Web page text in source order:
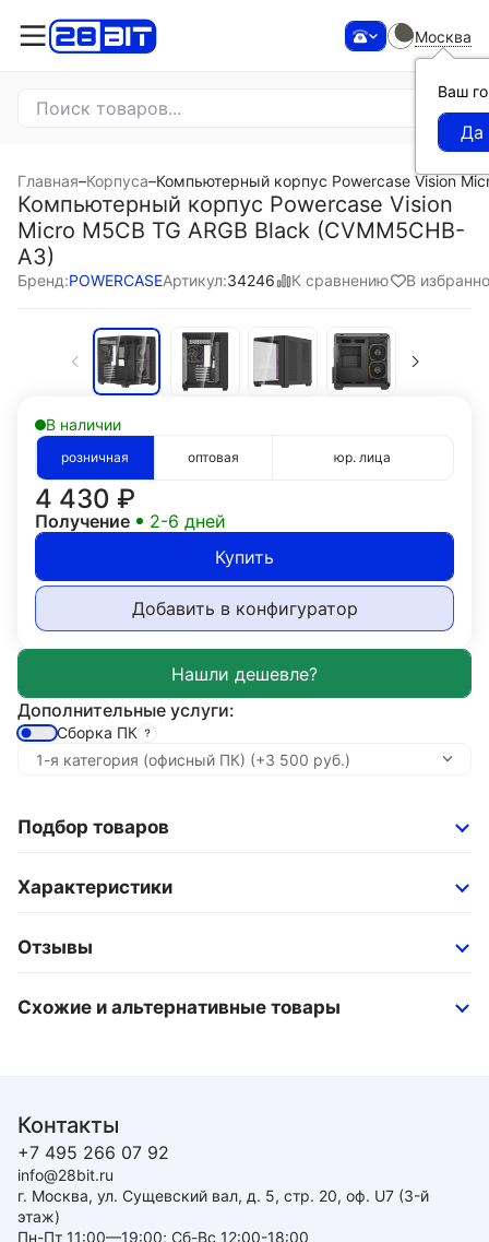
Москва
Ваш
Главная–Корпуса–Компьютерный корпус Powercase Vision
Компьютерный корпус Powercase Vision
Micro M5CB TG ARGB Black (CVMM5CHB-
A3)
Бренд:POWERCASEАртикул:34246 К сравнению В
В наличии
розничная оптовая юр. лица
4 430 ₽
Получение
2-6 дней
Купить
Добавить в конфигуратор
Дополнительные услуги:
Сборка ПК
Подбор товаров
Характеристики
Отзывы
Схожие и альтернативные товары
Контакты
+7 495 266 07 92
info@28bit.ru
г. Москва, ул. Сущевский вал, д. 5, стр. 20, оф. U7 (3-й
этаж)
Пн-Пт 11:00—19:00; Сб-Вс 12:00-18:00